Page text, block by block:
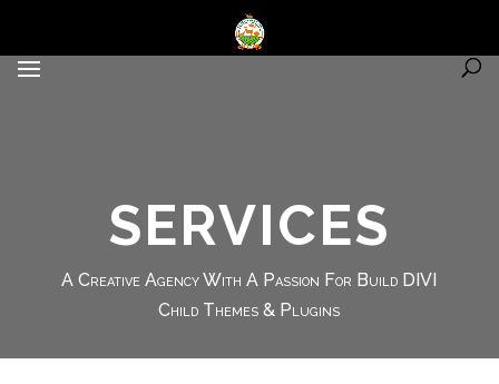
SERVICES
A Creative Agency With A Passion For Build DIVI
Child Themes & Plugins